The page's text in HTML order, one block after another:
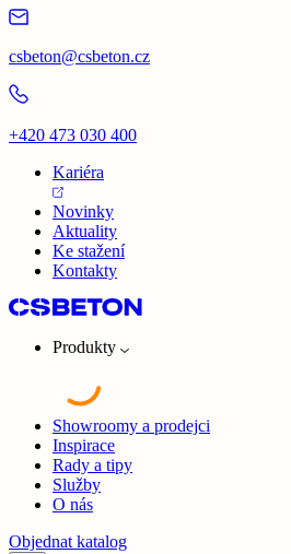
csbeton@csbeton.cz
+420 473 030 400
Kariéra
Novinky
Aktuality
Ke stažení
Kontakty
Produkty
Showroomy a prodejci
Inspirace
Rady a tipy
Služby
O nás
Objednat katalog